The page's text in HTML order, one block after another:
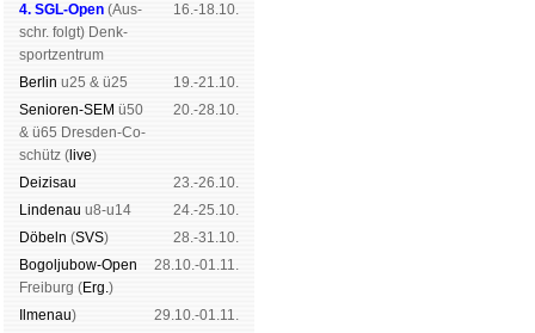
4. SGL-Open (Aus­
schr. folgt) Denk­
sport­zen­trum
16.-18.10.
Ber­lin u25 & ü25
19.-21.10.
Senioren-SEM ü50
& ü65 Dres­den-Co­
schütz ( live)
20.-28.10.
Dei­zi­sau
23.-26.10.
Lin­de­nau u8-u14
24.-25.10.
Dö­beln (SVS)
28.-31.10.
Bogoljubow-Open
Frei­burg (Erg.)
28.10.-01.11.
Il­me­nau)
29.10.-01.11.